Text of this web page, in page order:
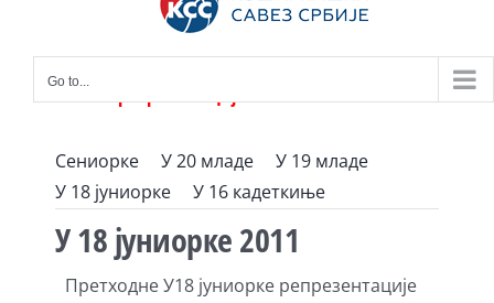
Go to...
Женске репрезентације
Сениорке У 20 младе
У 19 младе
У 18 јуниорке
У 16 кадеткиње
У 18 јуниорке 2011
Претходне У18 јуниорке репрезентације